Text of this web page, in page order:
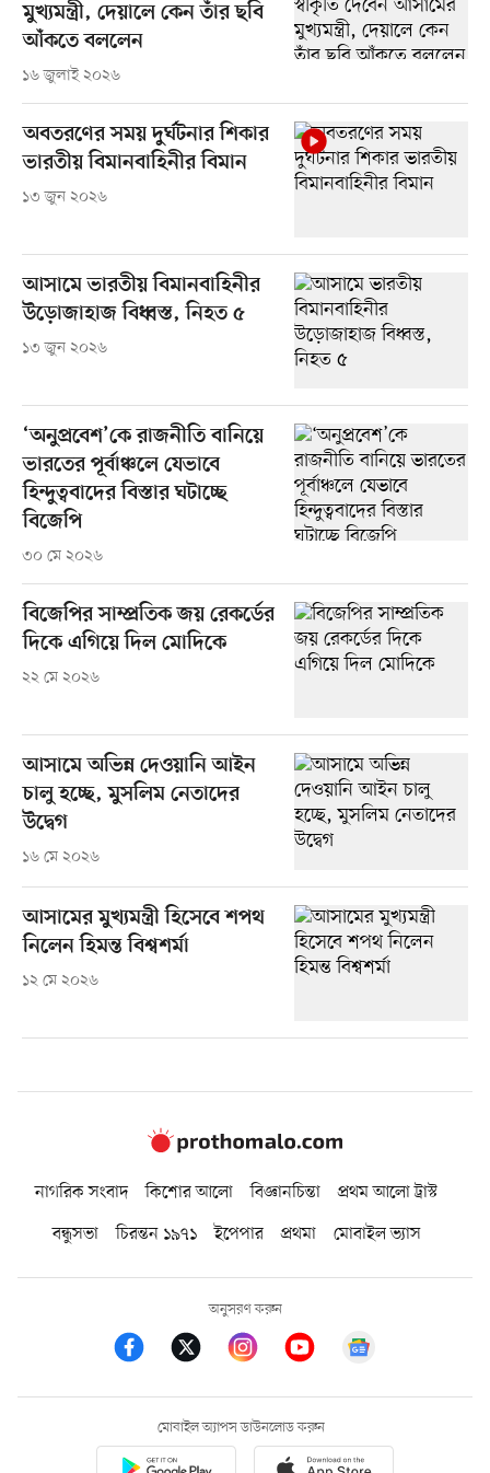
মুখ্যমন্ত্রী, দেয়ালে কেন তাঁর ছবি
আঁকতে বললেন
১৬ জুলাই ২০২৬
অবতরণের সময় দুর্ঘটনার শিকার
ভারতীয় বিমানবাহিনীর বিমান
১৩ জুন ২০২৬
আসামে ভারতীয় বিমানবাহিনীর
উড়োজাহাজ বিধ্বস্ত, নিহত ৫
১৩ জুন ২০২৬
‘অনুপ্রবেশ’কে রাজনীতি বানিয়ে
ভারতের পূর্বাঞ্চলে যেভাবে
হিন্দুত্ববাদের বিস্তার ঘটাচ্ছে
বিজেপি
৩০ মে ২০২৬
বিজেপির সাম্প্রতিক জয় রেকর্ডের
দিকে এগিয়ে দিল মোদিকে
২২ মে ২০২৬
আসামে অভিন্ন দেওয়ানি আইন
চালু হচ্ছে, মুসলিম নেতাদের
উদ্বেগ
১৬ মে ২০২৬
আসামের মুখ্যমন্ত্রী হিসেবে শপথ
নিলেন হিমন্ত বিশ্বশর্মা
১২ মে ২০২৬
নাগরিক সংবাদ কিশোর আলো বিজ্ঞানচিন্তা
প্রথম আলো ট্রাস্ট
বন্ধুসভা
চিরন্তন ১৯৭১ ইপেপার প্রথমা মোবাইল ভ্যাস
অনুসরণ করুন
মোবাইল অ্যাপস ডাউনলোড করুন